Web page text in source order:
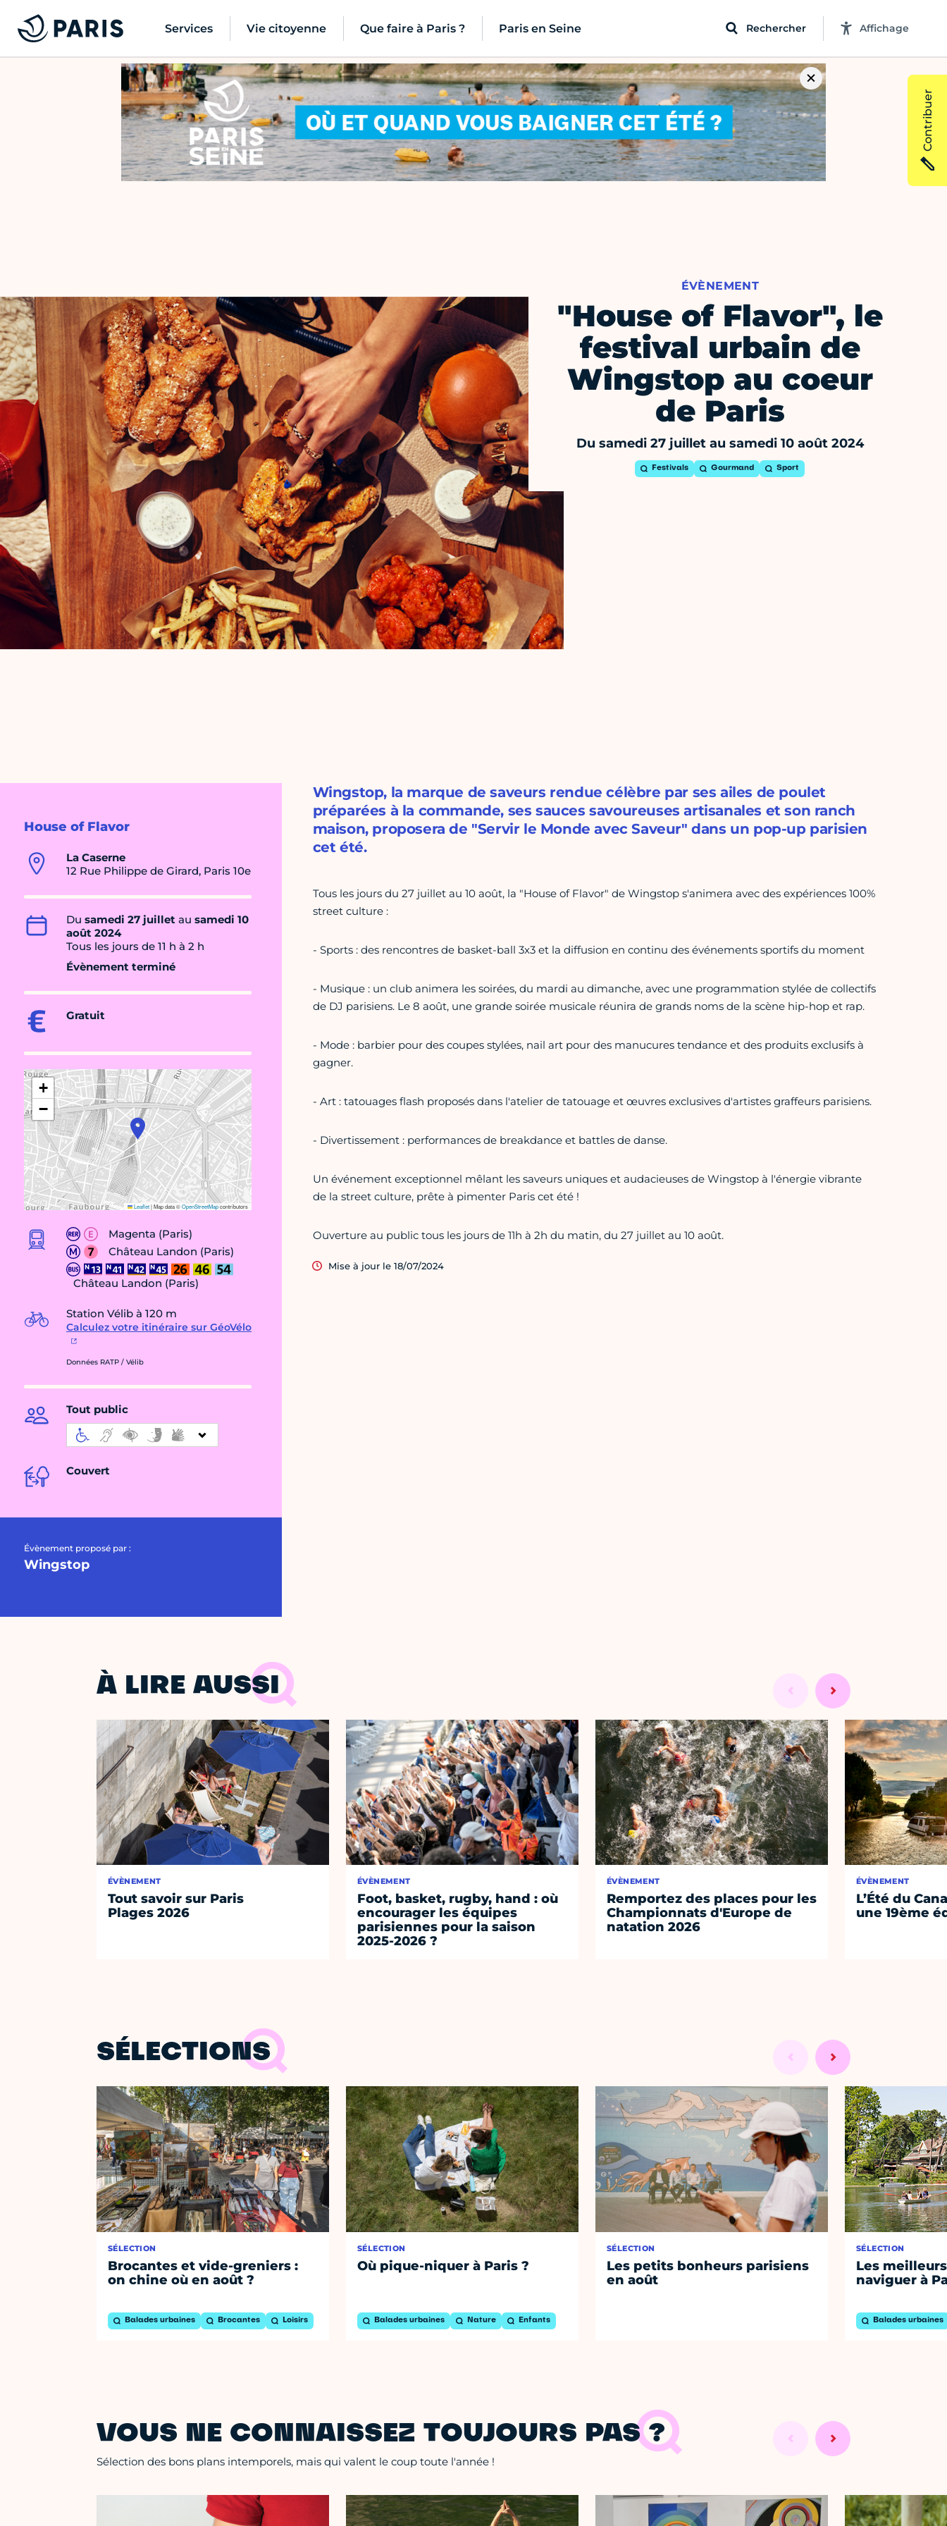
Services Vie citoyenne Que faire à Paris ? Paris en Seine Rechercher Affichage
ÉVÈNEMENT
"House of Flavor", le
festival urbain de
Wingstop au coeur
de Paris
Du samedi 27 juillet au samedi 10 août 2024
Festivals Gourmand Sport
House of Flavor
La Caserne
12 Rue Philippe de Girard, Paris 10e
Du samedi 27 juillet au samedi 10
août 2024
Tous les jours de 11 h à 2 h
Évènement terminé
Gratuit
+
−
Leaflet|Map data ©OpenStreetMapcontributors
Magenta (Paris)
Château Landon (Paris)
Château Landon (Paris)
Station Vélib à 120 m
Calculez votre itinéraire sur GéoVélo
Données RATP / Vélib
Tout public
Couvert
Évènement proposé par :
Wingstop
Wingstop, la marque de saveurs rendue célèbre par ses ailes de poulet
préparées à la commande, ses sauces savoureuses artisanales et son ranch
maison, proposera de "Servir le Monde avec Saveur" dans un pop-up parisien
cet été.
Tous les jours du 27 juillet au 10 août, la "House of Flavor" de Wingstop s'animera avec des expériences 100%
street culture :
- Sports : des rencontres de basket-ball 3x3 et la diffusion en continu des événements sportifs du moment
- Musique : un club animera les soirées, du mardi au dimanche, avec une programmation stylée de collectifs
de DJ parisiens. Le 8 août, une grande soirée musicale réunira de grands noms de la scène hip-hop et rap.
- Mode : barbier pour des coupes stylées, nail art pour des manucures tendance et des produits exclusifs à
gagner.
- Art : tatouages flash proposés dans l'atelier de tatouage et œuvres exclusives d'artistes graffeurs parisiens.
- Divertissement : performances de breakdance et battles de danse.
Un événement exceptionnel mêlant les saveurs uniques et audacieuses de Wingstop à l'énergie vibrante
de la street culture, prête à pimenter Paris cet été !
Ouverture au public tous les jours de 11h à 2h du matin, du 27 juillet au 10 août.
Mise à jour le 18/07/2024
À LIRE AUSSI
ÉVÈNEMENT
Tout savoir sur Paris
Plages 2026
ÉVÈNEMENT
Foot, basket, rugby, hand : où
encourager les équipes
parisiennes pour la saison
2025-2026 ?
ÉVÈNEMENT
Remportez des places pour les
Championnats d'Europe de
natation 2026
ÉVÈNEMENT
L’Été du
une 19ème
SÉLECTIONS
SÉLECTION
Brocantes et vide-greniers :
on chine où en août ?
Balades urbaines Brocantes Loisirs
SÉLECTION
Où pique-niquer à Paris ?
Balades urbaines Nature Enfants
SÉLECTION
Les petits bonheurs parisiens
en août
SÉLECTION
Les
naviguer à
Balades urbaines
VOUS NE CONNAISSEZ TOUJOURS PAS ?
Sélection des bons plans intemporels, mais qui valent le coup toute l'année !
Contribuer